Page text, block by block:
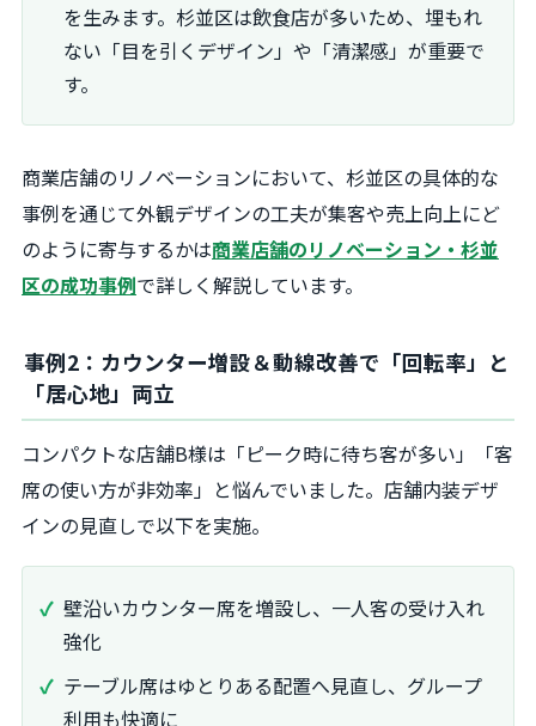
を生みます。杉並区は飲食店が多いため、埋もれ
ない「目を引くデザイン」や「清潔感」が重要で
す。
商業店舗のリノベーションにおいて、杉並区の具体的な
事例を通じて外観デザインの工夫が集客や売上向上にど
のように寄与するかは商業店舗のリノベーション・杉並
区の成功事例で詳しく解説しています。
事例2：カウンター増設＆動線改善で「回転率」と
「居心地」両立
コンパクトな店舗B様は「ピーク時に待ち客が多い」「客
席の使い方が非効率」と悩んでいました。店舗内装デザ
インの見直しで以下を実施。
壁沿いカウンター席を増設し、一人客の受け入れ
強化
テーブル席はゆとりある配置へ見直し、グループ
利用も快適に